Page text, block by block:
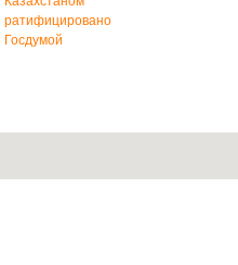
ратифицировано
Госдумой